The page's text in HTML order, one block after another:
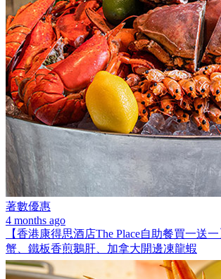
著數優惠
4 months ago
【香港康得思酒店The Place自助餐買一送
蟹、鐵板香煎鵝肝、加拿大開邊凍龍蝦